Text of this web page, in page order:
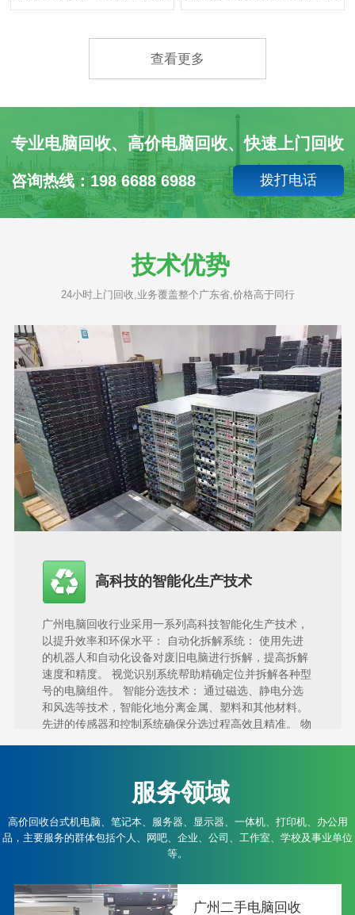
查看更多
专业电脑回收、高价电脑回收、快速上门回收
咨询热线：198 6688 6988 拨打电话
技术优势
24小时上门回收,业务覆盖整个广东省,价格高于同行
高科技的智能化生产技术
广州电脑回收行业采用一系列高科技智能化生产技术，
以提升效率和环保水平： 自动化拆解系统： 使用先进
的机器人和自动化设备对废旧电脑进行拆解，提高拆解
速度和精度。 视觉识别系统帮助精确定位并拆解各种型
号的电脑组件。 智能分选技术： 通过磁选、静电分选
和风选等技术，智能化地分离金属、塑料和其他材料。
先进的传感器和控制系统确保分选过程高效且精准。 物
助决策： 应用AI技术分析回收数据，优化资源回收策
略。 通过机器学习模型预测回收物料的价值和处理方
法，提升整体回收效益。 环保处理系统： 配备先进的
废水、废气处理设备，确保回收过程符合环保标准。 使
用绿色制造工艺，减少能源消耗和二次污染。 高效冶炼
贵金属。 结合先进的溶剂萃取和电解工艺，提高提纯效
率和质量。
服务领域
高价回收台式机电脑、笔记本、服务器、显示器、一体机、打印机、办公用
品，主要服务的群体包括个人、网吧、企业、公司、工作室、学校及事业单位
等。
广州二手电脑回收